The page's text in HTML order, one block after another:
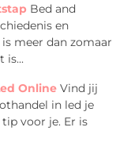
Bed and
en
meer dan zomaar
is...
Online Vind jij
in led je
voor je. Er is